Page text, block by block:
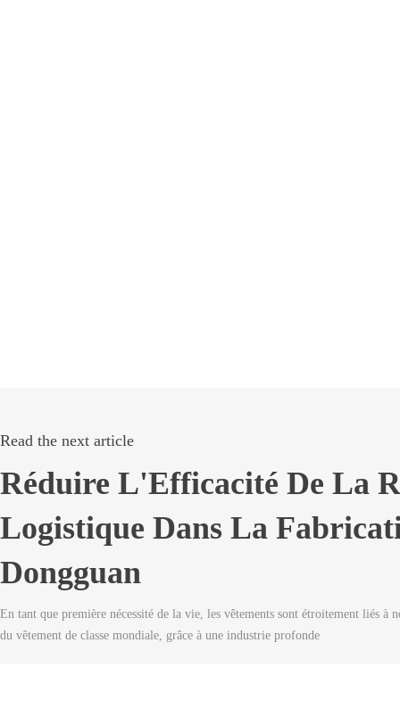
Read the next article
Réduire L'Efficacité De La
Logistique Dans La
Dongguan
En tant que première nécessité de la vie, les vêtements sont étroitement liés
du vêtement de classe mondiale, grâce à une industrie profonde